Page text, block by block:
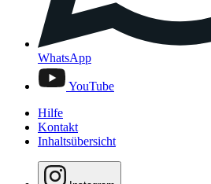
WhatsApp
YouTube
Hilfe
Kontakt
Inhaltsübersicht